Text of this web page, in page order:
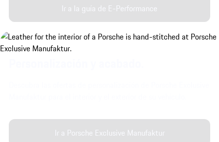
Ir a la guía de E-Performance
Ir a Porsche Exclusive Manufaktur